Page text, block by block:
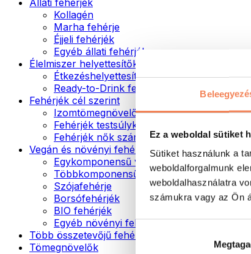
Ez a weboldal sütiket
Sütiket használunk a
weboldalforgalmunk
weboldalhasználatra
számukra vagy az Ön
Kollagén
Marha fehérje
Éjjeli fehérjék
Egyéb állati fehérjék
Élelmiszer helyettesítők
Étkezéshelyettesítő porok
Ready-to-Drink fehérjeitalok
Fehérjék cél szerint
Izomtömegnövelők
Fehérjék testsúlykontroll támogatásához
Fehérjék nők számára
Vegán és növényi fehérjék
Egykomponensű vegán fehérjék
Többkomponensű vegán fehérjék
Szójafehérje
Borsófehérjék
BIO fehérjék
Egyéb növényi fehérjék
Több összetevőjű fehérje
Tömegnövelők